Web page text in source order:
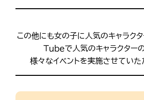
この他にも女の子に人気のキャラクタ
Ｔｕｂｅで人気のキャラクター
様々なイベントを実施させていた